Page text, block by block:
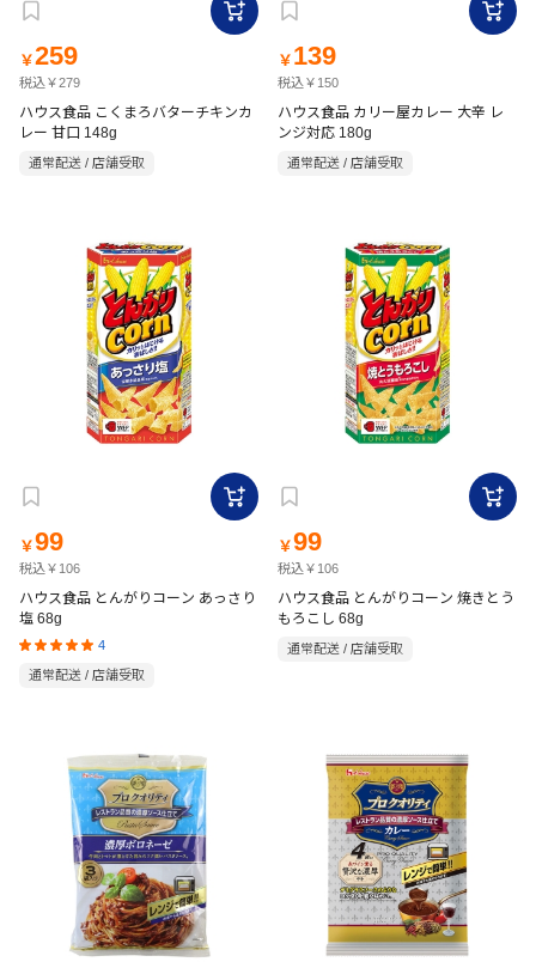
￥259
税込￥279
ハウス食品 こくまろバターチキンカ
レー 甘口 148g
通常配送 / 店舗受取
￥ 139
税込￥150
ハウス食品 カリー屋カレー 大辛 レ
ンジ対応 180g
通常配送 / 店舗受取
￥99
税込￥106
ハウス食品 とんがりコーン あっさり
塩 68g
4
通常配送 / 店舗受取
￥99
税込￥106
ハウス食品 とんがりコーン 焼きとう
もろこし 68g
通常配送 / 店舗受取